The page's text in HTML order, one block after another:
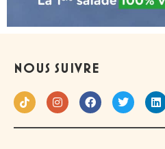
NOUS SUIVRE